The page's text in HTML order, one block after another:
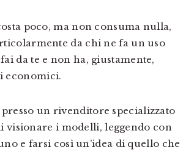
poco, ma non consuma nulla,
da chi ne fa un uso
da te e non ha, giustamente,
economici.
un rivenditore specializzato
visionare i modelli, leggendo con
e farsi così un’idea di quello che